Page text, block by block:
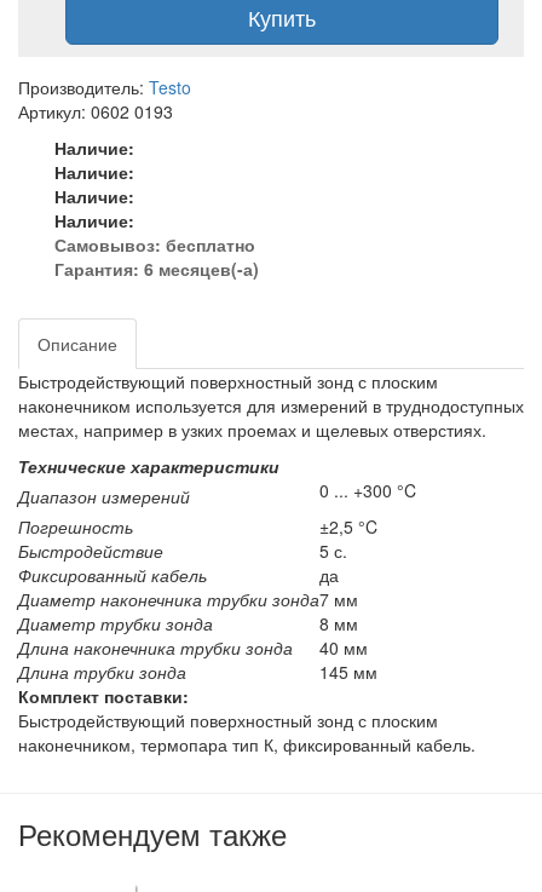
Купить
Производитель: Testo
Артикул: 0602 0193
Наличие:
Наличие:
Наличие:
Наличие:
Самовывоз: бесплатно
Гарантия: 6 месяцев(-а)
Описание
Быстродействующий поверхностный зонд с плоским
наконечником используется для измерений в труднодоступных
местах, например в узких проемах и щелевых отверстиях.
Технические характеристики
Диапазон измерений
0 ... +300 °C
Погрешность
±2,5 °C
Быстродействие
5 с.
Фиксированный кабель
да
Диаметр наконечника трубки зонда7 мм
Диаметр трубки зонда
8 мм
Длина наконечника трубки зонда
40 мм
Длина трубки зонда
145 мм
Комплект поставки:
Быстродействующий поверхностный зонд с плоским
наконечником, термопара тип К, фиксированный кабель.
Рекомендуем также